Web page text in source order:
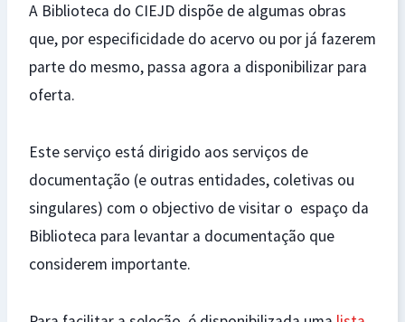
A Biblioteca do CIEJD dispõe de algumas obras
que, por especificidade do acervo ou por já fazerem
parte do mesmo, passa agora a disponibilizar para
oferta.
Este serviço está dirigido aos serviços de
documentação (e outras entidades, coletivas ou
singulares) com o objectivo de visitar o espaço da
Biblioteca para levantar a documentação que
considerem importante.